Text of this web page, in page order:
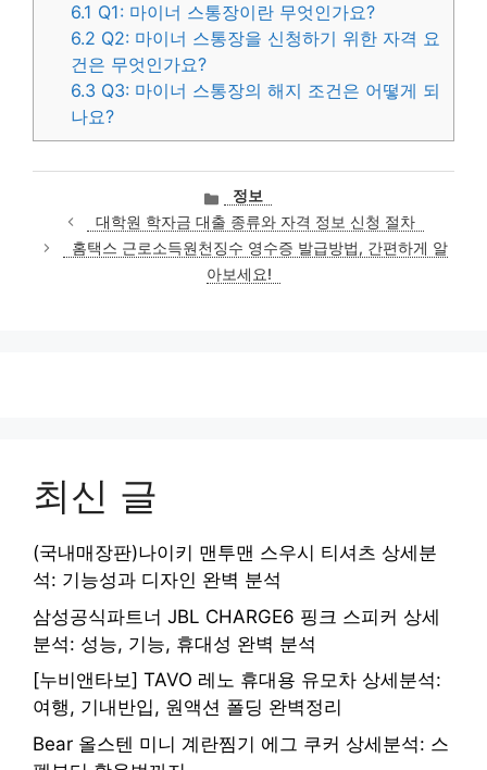
6.1 Q1: 마이너 스통장이란 무엇인가요?
6.2 Q2: 마이너 스통장을 신청하기 위한 자격 요
건은 무엇인가요?
6.3 Q3: 마이너 스통장의 해지 조건은 어떻게 되
나요?
카
테
고
리
정보
대학원 학자금 대출 종류와 자격 정보 신청 절차
홈택스 근로소득원천징수 영수증 발급방법, 간편하게 알
아보세요!
최신 글
(국내매장판)나이키 맨투맨 스우시 티셔츠 상세분
석: 기능성과 디자인 완벽 분석
삼성공식파트너 JBL CHARGE6 핑크 스피커 상세
분석: 성능, 기능, 휴대성 완벽 분석
[누비앤타보] TAVO 레노 휴대용 유모차 상세분석:
여행, 기내반입, 원액션 폴딩 완벽정리
Bear 올스텐 미니 계란찜기 에그 쿠커 상세분석: 스